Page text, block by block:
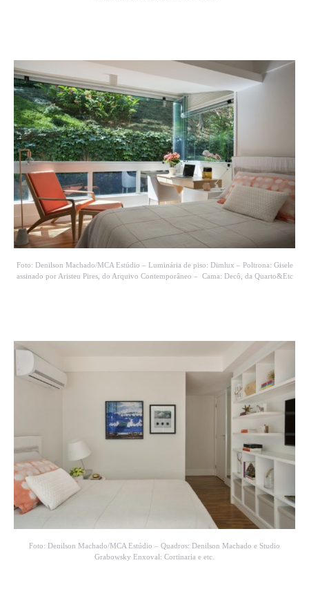
Foto: Denilson Machado/MCA Estúdio – Luminária de piso: Dimlux – Poltrona: Gisele
assinado por Aristeu Pires, do Arquivo Contemporâneo – Cama: Decô, da Quarto&Etc
Foto: Denilson Machado/MCA Estúdio – Quadros: Denilson Machado e Studio
Grabowsky Enxoval: Cortinaria e etc.